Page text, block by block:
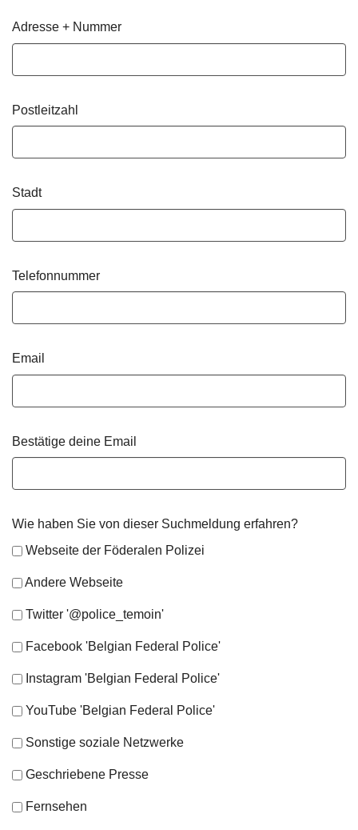
Adresse + Nummer
Postleitzahl
Stadt
Telefonnummer
Email
Bestätige deine Email
Wie haben Sie von dieser Suchmeldung erfahren?
Webseite der Föderalen Polizei
Andere Webseite
Twitter '@police_temoin'
Facebook 'Belgian Federal Police'
Instagram 'Belgian Federal Police'
YouTube 'Belgian Federal Police'
Sonstige soziale Netzwerke
Geschriebene Presse
Fernsehen